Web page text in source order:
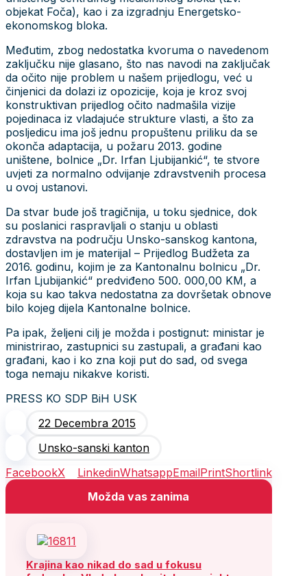
objekat Foča), kao i za izgradnju Energetsko-
ekonomskog bloka.
Međutim, zbog nedostatka kvoruma o navedenom
zaključku nije glasano, što nas navodi na zaključak
da očito nije problem u našem prijedlogu, već u
činjenici da dolazi iz opozicije, koja je kroz svoj
konstruktivan prijedlog očito nadmašila vizije
pojedinaca iz vladajuće strukture vlasti, a što za
posljedicu ima još jednu propuštenu priliku da se
okonča adaptacija, u požaru 2013. godine
uništene, bolnice „Dr. Irfan Ljubijankić“, te stvore
uvjeti za normalno odvijanje zdravstvenih procesa
u ovoj ustanovi.
Da stvar bude još tragičnija, u toku sjednice, dok
su poslanici raspravljali o stanju u oblasti
zdravstva na području Unsko-sanskog kantona,
dostavljen im je materijal – Prijedlog Budžeta za
2016. godinu, kojim je za Kantonalnu bolnicu „Dr.
Irfan Ljubijankić“ predviđeno 500. 000,00 KM, a
koja su kao takva nedostatna za dovršetak obnove
bilo kojeg dijela Kantonalne bolnice.
Pa ipak, željeni cilj je možda i postignut: ministar je
ministrirao, zastupnici su zastupali, a građani kao
građani, kao i ko zna koji put do sad, od svega
toga nemaju nikakve koristi.
PRESS KO SDP BiH USK
22 Decembra 2015
Unsko-sanski kanton
FacebookX LinkedinWhatsappEmailPrintShortlink
Možda vas zanima
Krajina kao nikad do sad u fokusu